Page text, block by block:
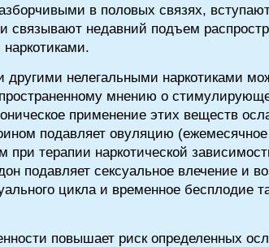
в половых связях,
связывают недавний подъем
другими нелегальными наркотиками
мнению о
применение этих веществ
подавляет овуляцию
при терапии наркотической
подавляет сексуальное влечение и
цикла и временное бесплодие
повышает риск определенных